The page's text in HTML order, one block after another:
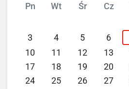
Pn
Wt Śr Cz
3
4 5 6
10
11 12 13
17
18 19 20
24
25 26 27